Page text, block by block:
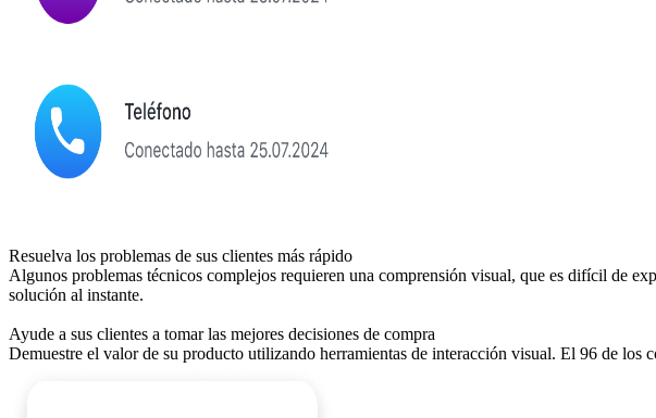
Resuelva los problemas de sus clientes más rápido
Algunos problemas técnicos complejos requieren una comprensión visual, que es difícil de
solución al instante.
Ayude a sus clientes a tomar las mejores decisiones de compra
Demuestre el valor de su producto utilizando herramientas de interacción visual. El 96 de los